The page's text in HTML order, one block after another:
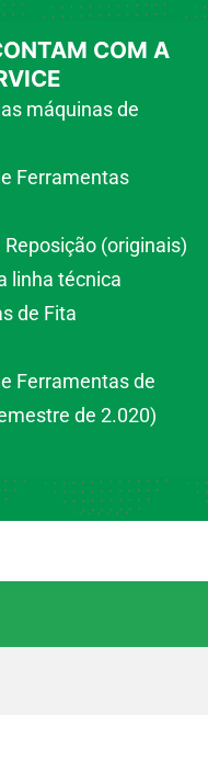
COM A
máquinas de
Ferramentas
(originais)
linha técnica
de Fita
Ferramentas de
de 2.020)